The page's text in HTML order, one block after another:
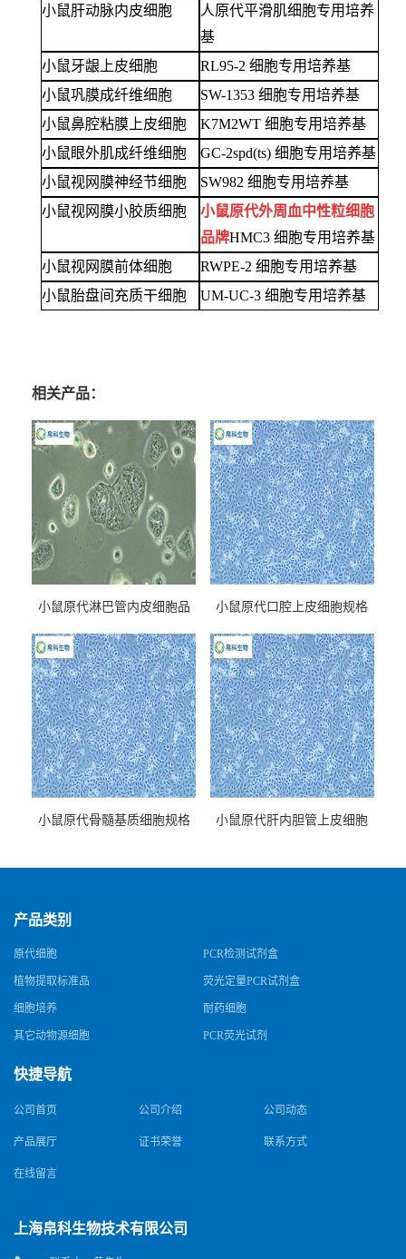
小鼠肝动脉内皮细胞
人原代平滑肌细胞专用培养
基
小鼠牙龈上皮细胞
RL95-2 细胞专用培养基
小鼠巩膜成纤维细胞
SW-1353 细胞专用培养基
小鼠鼻腔粘膜上皮细胞
K7M2WT 细胞专用培养基
小鼠眼外肌成纤维细胞
GC-2spd(ts) 细胞专用培养基
小鼠视网膜神经节细胞
SW982 细胞专用培养基
小鼠视网膜小胶质细胞
小鼠原代外周血中性粒细胞
品牌HMC3 细胞专用培养基
小鼠视网膜前体细胞
RWPE-2 细胞专用培养基
小鼠胎盘间充质干细胞
UM-UC-3 细胞专用培养基
相关产品：
小鼠原代淋巴管内皮细胞品
小鼠原代口腔上皮细胞规格
小鼠原代骨髓基质细胞规格
小鼠原代肝内胆管上皮细胞
产品类别
原代细胞 PCR检测试剂盒
植物提取标准品 荧光定量PCR试剂盒
细胞培养 耐药细胞
其它动物源细胞 PCR荧光试剂
快捷导航
公司首页 公司介绍 公司动态
产品展厅 证书荣誉 联系方式
在线留言
上海帛科生物技术有限公司